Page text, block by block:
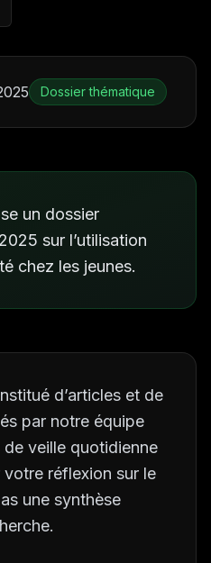
Dossier thématique
un dossier
sur l’utilisation
chez les jeunes.
d’articles et de
par notre équipe
veille quotidienne
réflexion sur le
une synthèse